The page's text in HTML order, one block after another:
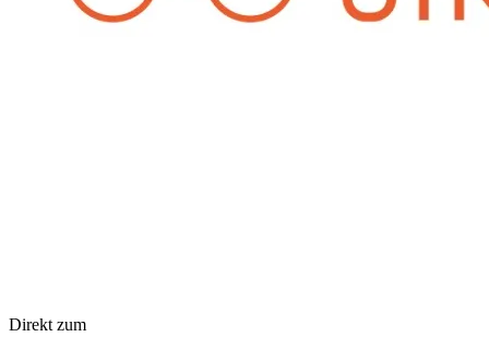
Direkt zum